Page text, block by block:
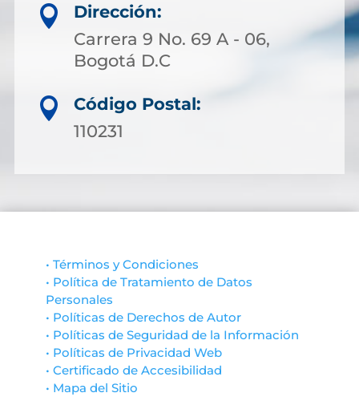

Dirección:
Carrera 9 No. 69 A - 06,
Bogotá D.C

Código Postal:
110231
• Términos y Condiciones
• Política de Tratamiento de Datos
Personales
• Políticas de Derechos de Autor
• Políticas de Seguridad de la Información
• Políticas de Privacidad Web
• Certificado de Accesibilidad
• Mapa del Sitio